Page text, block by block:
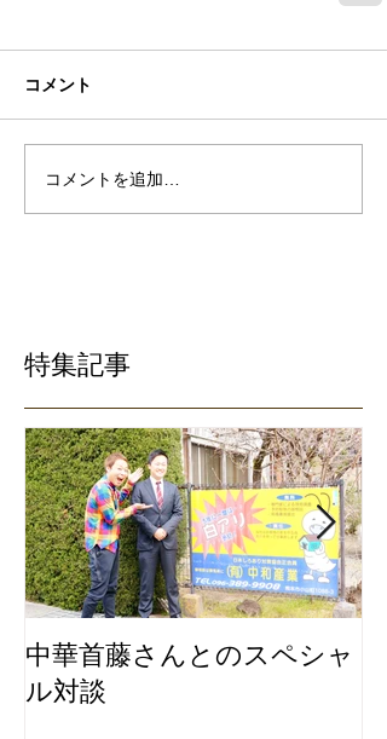
コメント
コメントを追加…
特集記事
中華首藤さんとのスペシャ
ル対談